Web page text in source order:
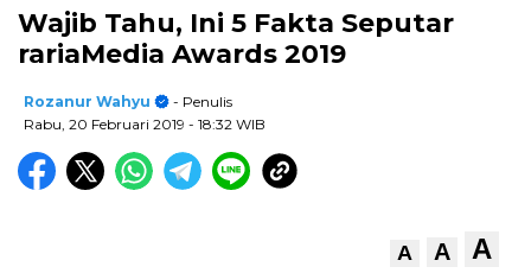
Wajib Tahu, Ini 5 Fakta Seputar
rariaMedia Awards 2019
Rozanur Wahyu
- Penulis
Rabu, 20 Februari 2019 - 18:32 WIB
A A A